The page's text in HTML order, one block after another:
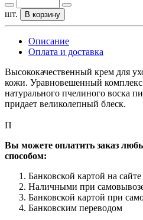
шт. В корзину
Описание
Оплата и доставка
Высококачественный крем для
кожи. Уравновешенный
натурального пчелиного воска
придает великолепный блеск.
П
Вы можете оплатить заказ
способом:
Банковской картой на сайте
Наличными при
Банковской картой при
Банковским переводом